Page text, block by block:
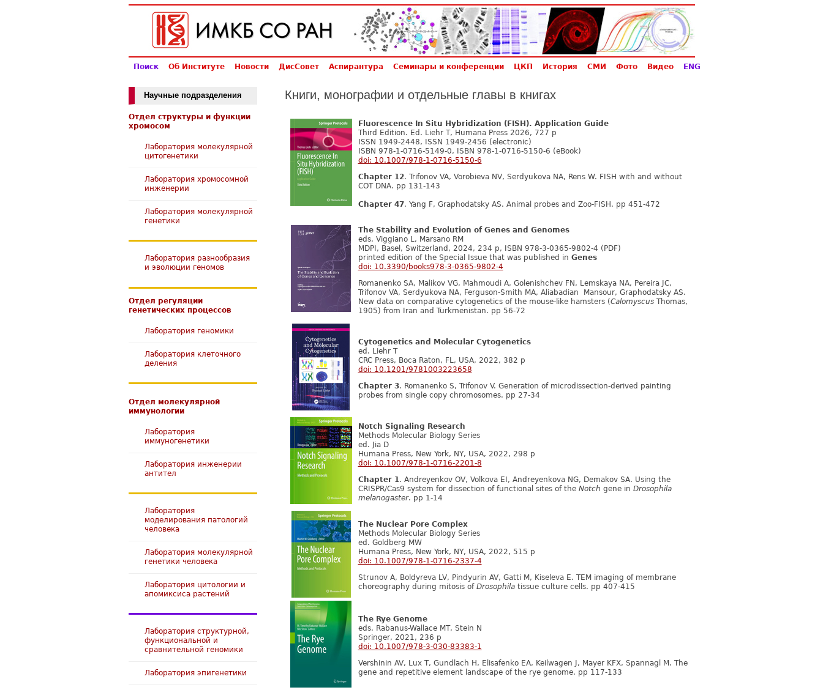
Поиск Об Институте Новости ДисСовет Аспирантура Семинары и конференции ЦКП История СМИ Фото Видео ENG
Книги, монографии и отдельные главы в книгах
Fluorescence In Situ Hybridization (FISH). Application Guide
Third Edition. Ed. Liehr T, Humana Press 2026, 727 p
ISSN 1949-2448, ISSN 1949-2456 (electronic)
ISBN 978-1-0716-5149-0, ISBN 978-1-0716-5150-6 (eBook)
doi: 10.1007/978-1-0716-5150-6
Chapter 12. Trifonov VA, Vorobieva NV, Serdyukova NA, Rens W. FISH with and without
COT DNA. pp 131-143
Chapter 47. Yang F, Graphodatsky AS. Animal probes and Zoo-FISH. pp 451-472
The Stability and Evolution of Genes and Genomes
eds. Viggiano L, Marsano RM
MDPI, Basel, Switzerland, 2024, 234 p, ISBN 978-3-0365-9802-4 (PDF)
printed edition of the Special Issue that was published in Genes
doi: 10.3390/books978-3-0365-9802-4
Romanenko SA, Malikov VG, Mahmoudi A, Golenishchev FN, Lemskaya NA, Pereira JC,
Trifonov VA, Serdyukova NA, Ferguson-Smith MA, Aliabadian Mansour, Graphodatsky AS.
New data on comparative cytogenetics of the mouse-like hamsters (Calomyscus Thomas,
1905) from Iran and Turkmenistan. pp 56-72
Cytogenetics and Molecular Cytogenetics
ed. Liehr T
CRC Press, Boca Raton, FL, USA, 2022, 382 p
doi: 10.1201/9781003223658
Chapter 3. Romanenko S, Trifonov V. Generation of microdissection-derived painting
probes from single copy chromosomes. pp 27-34
Notch Signaling Research
Methods Molecular Biology Series
ed. Jia D
Humana Press, New York, NY, USA, 2022, 298 p
doi: 10.1007/978-1-0716-2201-8
Chapter 1. Andreyenkov OV, Volkova EI, Andreyenkova NG, Demakov SA. Using the
CRISPR/Cas9 system for dissection of functional sites of the Notch gene in Drosophila
melanogaster. pp 1-14
The Nuclear Pore Complex
Methods Molecular Biology Series
ed. Goldberg MW
Humana Press, New York, NY, USA, 2022, 515 p
doi: 10.1007/978-1-0716-2337-4
Strunov A, Boldyreva LV, Pindyurin AV, Gatti M, Kiseleva E. TEM imaging of membrane
choreography during mitosis of Drosophila tissue culture cells. pp 407-415
The Rye Genome
eds. Rabanus-Wallace MT, Stein N
Springer, 2021, 236 p
doi: 10.1007/978-3-030-83383-1
Vershinin AV, Lux T, Gundlach H, Elisafenko EA, Keilwagen J, Mayer KFX, Spannagl M. The
gene and repetitive element landscape of the rye genome. pp 117-133
Научные подразделения
Отдел структуры и функции
хромосом
Лаборатория молекулярной
цитогенетики
Лаборатория хромосомной
инженерии
Лаборатория молекулярной
генетики
Лаборатория разнообразия
и эволюции геномов
Отдел регуляции
генетических процессов
Лаборатория геномики
Лаборатория клеточного
деления
Отдел молекулярной
иммунологии
Лаборатория
иммуногенетики
Лаборатория инженерии
антител
Лаборатория
моделирования патологий
человека
Лаборатория молекулярной
генетики человека
Лаборатория цитологии и
апомиксиса растений
Лаборатория структурной,
функциональной и
сравнительной геномики
Лаборатория эпигенетики